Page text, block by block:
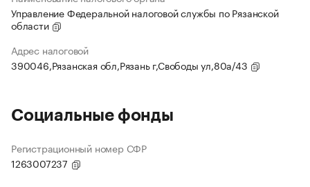
Управление Федеральной налоговой службы по Рязанской
области
Адрес налоговой
390046,Рязанская обл,Рязань г,Свободы ул,80а/43
Социальные фонды
Регистрационный номер СФР
1263007237